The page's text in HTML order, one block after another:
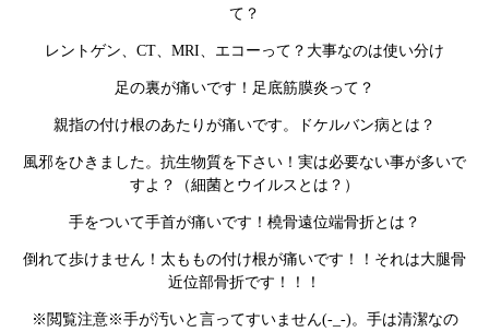
て？
レントゲン、CT、MRI、エコーって？大事なのは使い分け
足の裏が痛いです！足底筋膜炎って？
親指の付け根のあたりが痛いです。ドケルバン病とは？
風邪をひきました。抗生物質を下さい！実は必要ない事が多いで
すよ？（細菌とウイルスとは？）
手をついて手首が痛いです！橈骨遠位端骨折とは？
倒れて歩けません！太ももの付け根が痛いです！！それは大腿骨
近位部骨折です！！！
※閲覧注意※手が汚いと言ってすいません(-_-)。手は清潔なの